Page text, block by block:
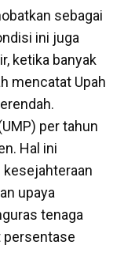
sebagai
ini juga
ketika banyak
mencatat Upah
per tahun
Hal ini
upaya
tenaga
persentase